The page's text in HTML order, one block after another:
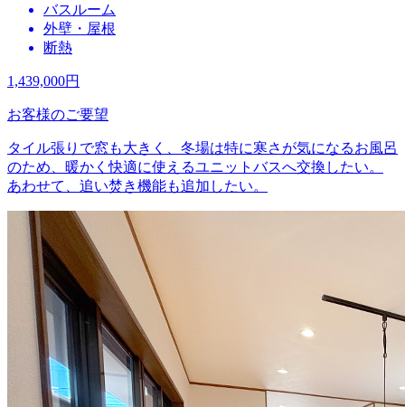
バスルーム
外壁・屋根
断熱
1,439,000円
お客様のご要望
タイル張りで窓も大きく、冬場は特に寒さが気になるお風呂
のため、暖かく快適に使えるユニットバスへ交換したい。
あわせて、追い焚き機能も追加したい。